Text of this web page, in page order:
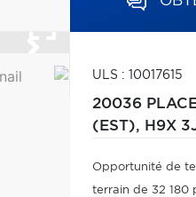
ULS : 10017615
20036
(EST), H9X
Opportunité de
terrain de 32 180